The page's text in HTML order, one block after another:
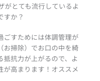
がとても流行しているよ
すか？
ごすためには体調管理が
お掃除）でお口の中を綺
抗力が上がるので、よ
が高まります！オススメ